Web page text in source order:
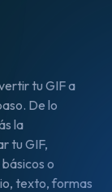
tu GIF a
De lo
la
tu GIF,
o
texto, formas